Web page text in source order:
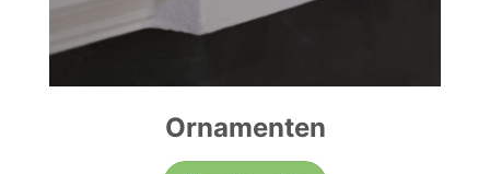
Ornamenten